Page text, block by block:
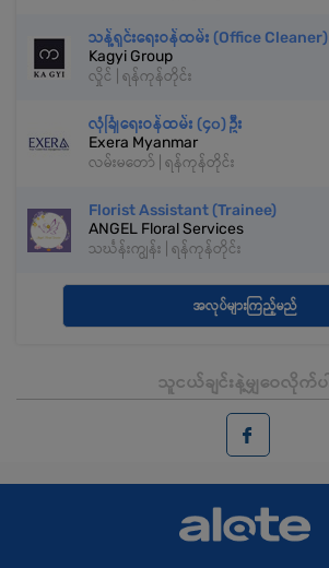
သန့်ရှင်းရေးဝန်ထမ်း (Office Cleaner)
Kagyi Group
လှိုင် | ရန်ကုန်တိုင်း
လုံခြုံရေးဝန်ထမ်း (၄၀) ဦး
Exera Myanmar
လမ်းမတော် | ရန်ကုန်တိုင်း
Florist Assistant (Trainee)
ANGEL Floral Services
သင်္ဃန်းကျွန်း | ရန်ကုန်တိုင်း
အလုပ်များကြည့်မည်
သူငယ်ချင်းနဲ့မျှဝေလိုက်ပါ